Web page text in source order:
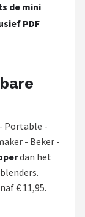
de mini
PDF
Portable -
- Beker -
dan het
€ 11,95.